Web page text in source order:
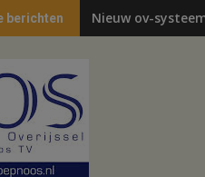
berichten Nieuw ov-